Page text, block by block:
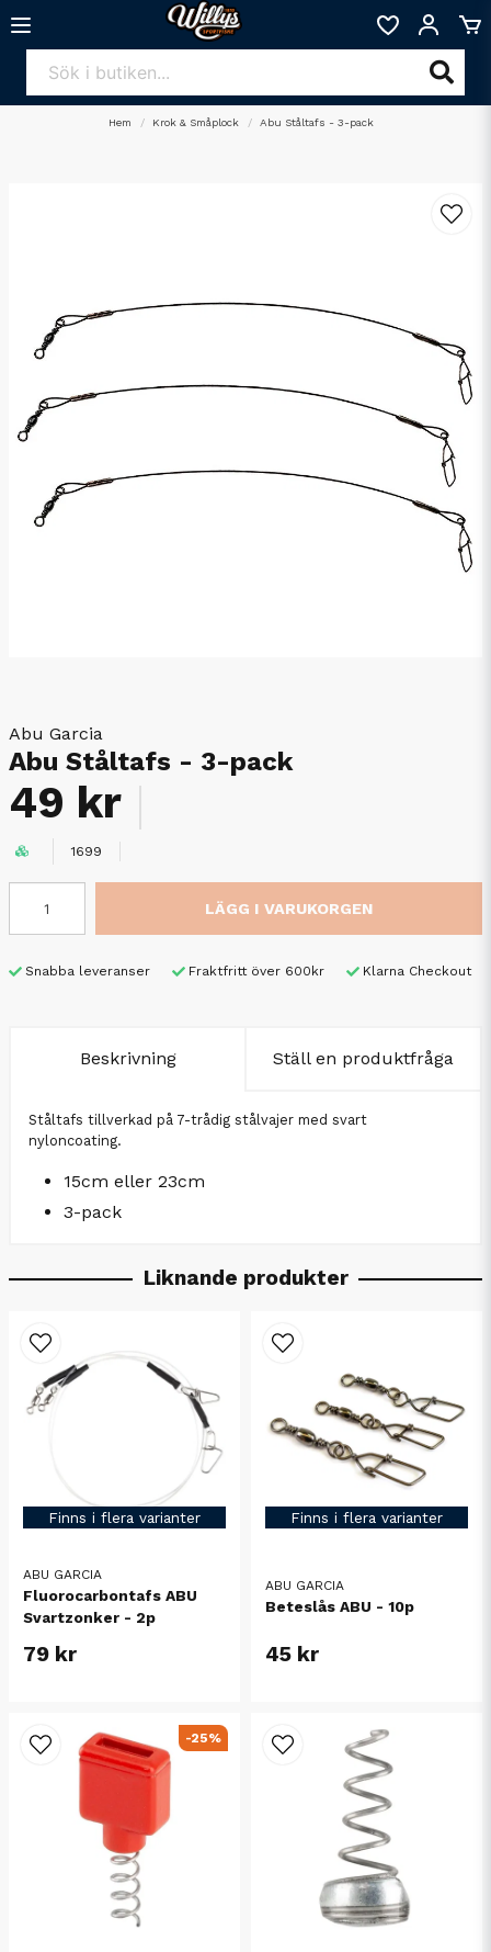
Hem Krok & Småplock Abu Ståltafs - 3-pack
Abu Garcia
Abu Ståltafs - 3-pack
49 kr
1699
LÄGG I VARUKORGEN
Snabba leveranser Fraktfritt över 600kr Klarna Checkout
Beskrivning Ställ en produktfråga
Ståltafs tillverkad på 7-trådig stålvajer med svart
nyloncoating.
15cm eller 23cm
3-pack
Liknande produkter
Finns i flera varianter
ABU GARCIA
Fluorocarbontafs ABU
Svartzonker - 2p
79 kr
Finns i flera varianter
ABU GARCIA
Beteslås ABU - 10p
45 kr
-25%